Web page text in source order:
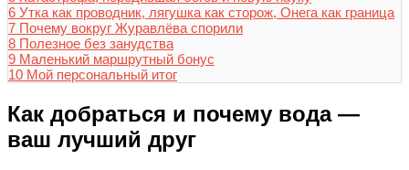
6 Утка как проводник, лягушка как сторож, Онега как граница
7 Почему вокруг Журавлёва спорили
8 Полезное без занудства
9 Маленький маршрутный бонус
10 Мой персональный итог
Как добраться и почему вода —
ваш лучший друг